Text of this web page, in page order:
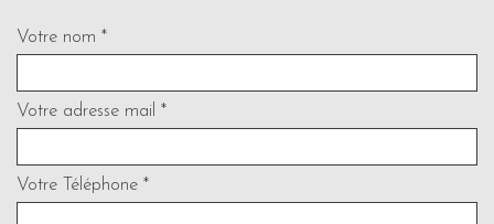
Votre nom *
Votre adresse mail *
Votre Téléphone *